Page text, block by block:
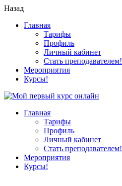
Назад
Главная
Тарифы
Профиль
Личный кабинет
Стать преподавателем!
Мероприятия
Курсы!
Главная
Тарифы
Профиль
Личный кабинет
Стать преподавателем!
Мероприятия
Курсы!